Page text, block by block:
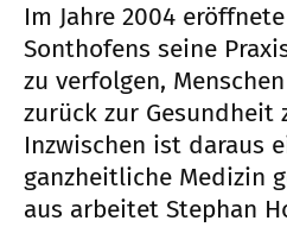
Im Jahre 2004
Sonthofens seine
zu verfolgen,
zurück zur Gesundheit
Inzwischen ist daraus
ganzheitliche Medizin
aus arbeitet Stephan